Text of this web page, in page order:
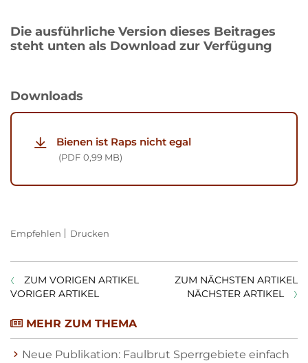
Die ausführliche Version dieses Beitrages
steht unten als Download zur Verfügung
Downloads
Bienen ist Raps nicht egal
PDF 0,99 MB
Drucken
Empfehlen
ZUM VORIGEN ARTIKEL
VORIGER ARTIKEL
ZUM NÄCHSTEN ARTIKEL
NÄCHSTER ARTIKEL
MEHR ZUM THEMA
Neue Publikation: Faulbrut Sperrgebiete einfach